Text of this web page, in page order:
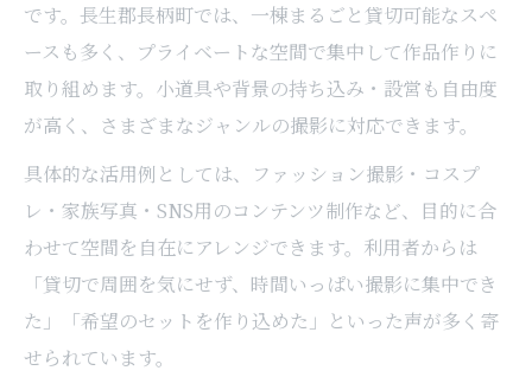
です。長生郡長柄町では、一棟まるごと貸切可能なスペ
ースも多く、プライベートな空間で集中して作品作りに
取り組めます。小道具や背景の持ち込み・設営も自由度
が高く、さまざまなジャンルの撮影に対応できます。
具体的な活用例としては、ファッション撮影・コスプ
レ・家族写真・SNS用のコンテンツ制作など、目的に合
わせて空間を自在にアレンジできます。利用者からは
「貸切で周囲を気にせず、時間いっぱい撮影に集中でき
た」「希望のセットを作り込めた」といった声が多く寄
せられています。